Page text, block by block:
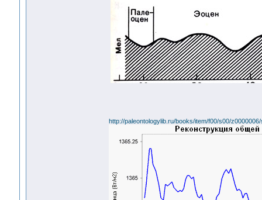
http://paleontologylib.ru/books/item/f00/s00/